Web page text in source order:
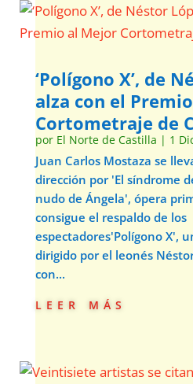
‘Polígono X’, de
alza con el
Cortometraje de
por El Norte de Castilla | 1
Juan Carlos Mostaza se
dirección por 'El síndrome
nudo de Ángela', ópera
consigue el respaldo de los
espectadores'Polígono X',
dirigido por el leonés
con...
leer más